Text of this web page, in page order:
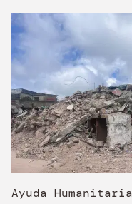
Ayuda Humanitaria